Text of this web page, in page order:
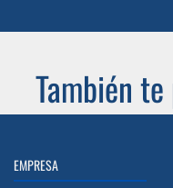
También
EMPRESA